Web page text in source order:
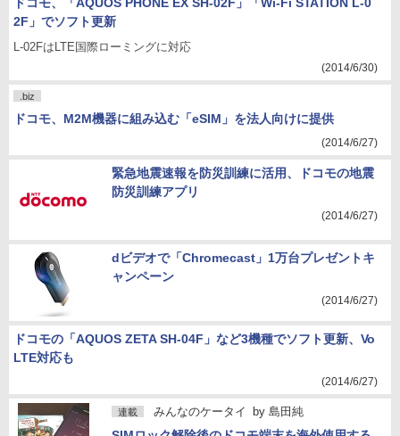
2F」でソフト更新
L-02FはLTE国際ローミングに対応
(2014/6/30)
.biz
ドコモ、M2M機器に組み込む「eSIM」を法人向けに提供
(2014/6/27)
緊急地震速報を防災訓練に活用、ドコモの地震
防災訓練アプリ
(2014/6/27)
dビデオで「Chromecast」1万台プレゼントキ
ャンペーン
(2014/6/27)
ドコモの「AQUOS ZETA SH-04F」など3機種でソフト更新、Vo
LTE対応も
(2014/6/27)
連載 みんなのケータイ by 島田純